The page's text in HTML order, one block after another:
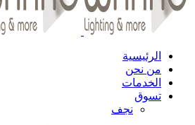
الرئيسية
من نحن
الخدمات
تسوق
نجف